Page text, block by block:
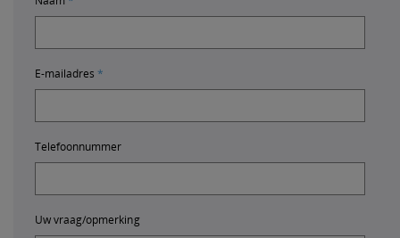
E-mailadres
Telefoonnummer
Uw vraag/opmerking